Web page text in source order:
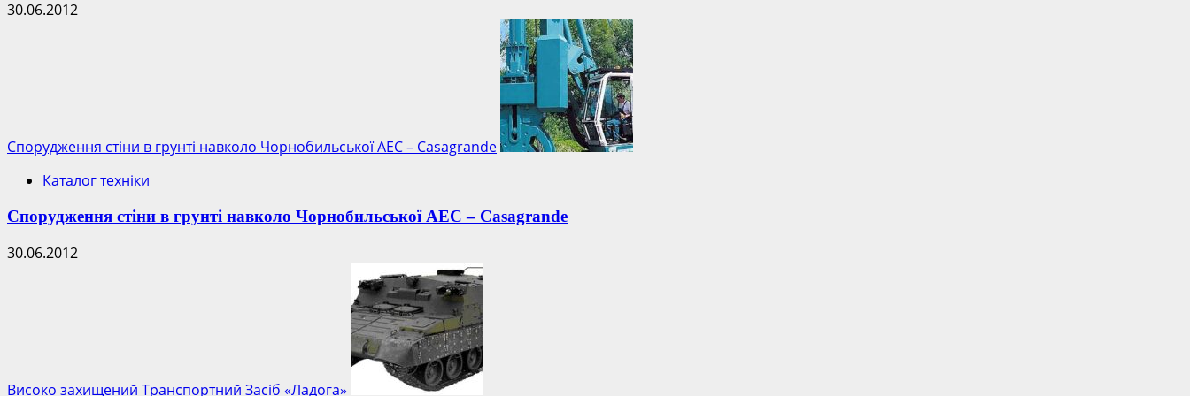
30.06.2012
Спорудження стіни в грунті навколо Чорнобильської АЕС – Casagrande
Каталог техніки
Спорудження стіни в грунті навколо Чорнобильської АЕС – Casagrande
30.06.2012
Високо захищений Транспортний Засіб «Ладога»